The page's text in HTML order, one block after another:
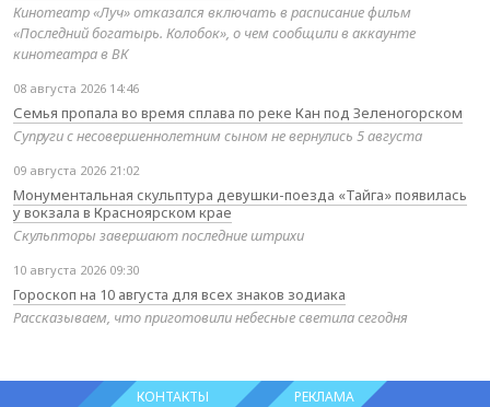
Кинотеатр «Луч» отказался включать в расписание фильм
«Последний богатырь. Колобок», о чем сообщили в аккаунте
кинотеатра в ВК
08 августа 2026 14:46
Семья пропала во время сплава по реке Кан под Зеленогорском
Супруги с несовершеннолетним сыном не вернулись 5 августа
09 августа 2026 21:02
Монументальная скульптура девушки-поезда «Тайга» появилась
у вокзала в Красноярском крае
Скульпторы завершают последние штрихи
10 августа 2026 09:30
Гороскоп на 10 августа для всех знаков зодиака
Рассказываем, что приготовили небесные светила сегодня
КОНТАКТЫ РЕКЛАМА